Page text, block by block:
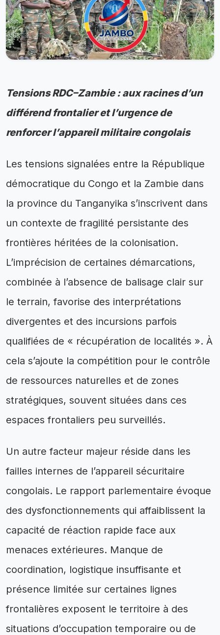
Tensions RDC–Zambie : aux racines d’un
différend frontalier et l’urgence de
renforcer l’appareil militaire congolais
Les tensions signalées entre la République
démocratique du Congo et la Zambie dans
la province du Tanganyika s’inscrivent dans
un contexte de fragilité persistante des
frontières héritées de la colonisation.
L’imprécision de certaines démarcations,
combinée à l’absence de balisage clair sur
le terrain, favorise des interprétations
divergentes et des incursions parfois
qualifiées de « récupération de localités ». À
cela s’ajoute la compétition pour le contrôle
de ressources naturelles et de zones
stratégiques, souvent situées dans ces
espaces frontaliers peu surveillés.
Un autre facteur majeur réside dans les
failles internes de l’appareil sécuritaire
congolais. Le rapport parlementaire évoque
des dysfonctionnements qui affaiblissent la
capacité de réaction rapide face aux
menaces extérieures. Manque de
coordination, logistique insuffisante et
présence limitée sur certaines lignes
frontalières exposent le territoire à des
situations d’occupation temporaire ou de